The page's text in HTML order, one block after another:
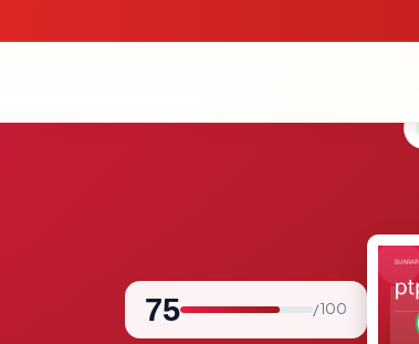
75 / 100